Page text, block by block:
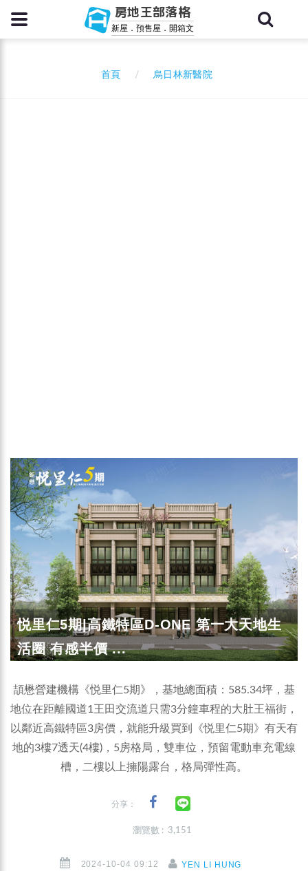
房地王部落格
新屋．預售屋．開箱文
首頁 烏日林新醫院
悦里仁5期|高鐵特區D-ONE 第一大天地生
活圈 有感半價 ...
頡懋營建機構《悦里仁5期》，基地總面積：585.34坪，基
地位在距離國道1王田交流道只需3分鐘車程的大肚王福街，
以鄰近高鐵特區3房價，就能升級買到《悦里仁5期》有天有
地的3樓7透天(4樓)，5房格局，雙車位，預留電動車充電線
槽，二樓以上擁陽露台，格局彈性高。
分享：
瀏覽數 : 3,151
2024-10-04 09:12 YEN LI HUNG